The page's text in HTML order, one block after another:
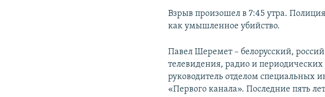
Взрыв произошел в 7:45 утра.
как умышленное убийство.
Павел Шеремет – белорусский,
телевидения, радио и
руководитель отделом специальных
«Первого канала». Последние пять